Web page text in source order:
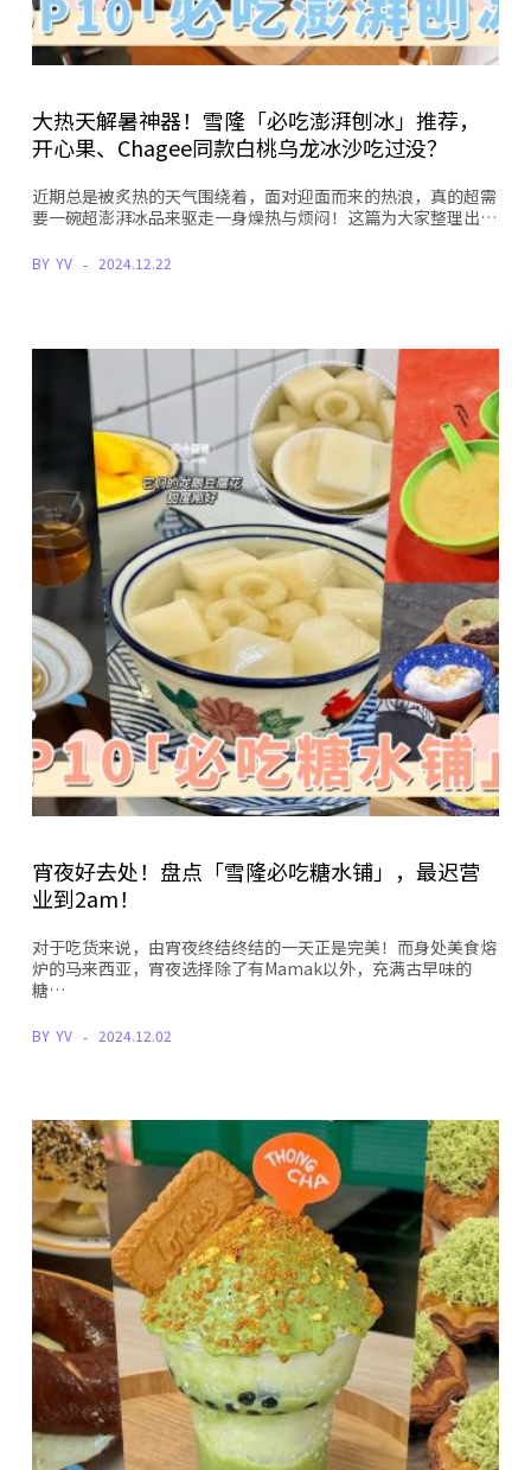
大热天解暑神器！雪隆「必吃澎湃刨冰」推荐，
开心果、Chagee同款白桃乌龙冰沙吃过没？
近期总是被炙热的天气围绕着，面对迎面而来的热浪，真的超需
要一碗超澎湃冰品来驱走一身燥热与烦闷！这篇为大家整理出…
BY YV 2024.12.22
宵夜好去处！盘点「雪隆必吃糖水铺」，最迟营
业到2am！
对于吃货来说，由宵夜终结终结的一天正是完美！而身处美食熔
炉的马来西亚，宵夜选择除了有Mamak以外，充满古早味的
糖…
BY YV 2024.12.02